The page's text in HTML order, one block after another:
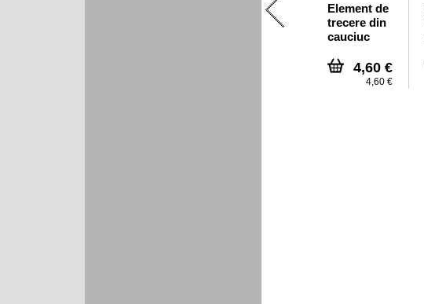
Element de
trecere din
cauciuc
4,60 €
4,60 €